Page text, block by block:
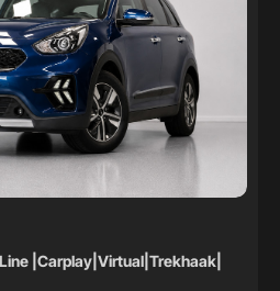
|Carplay|Virtual|Trekhaak|